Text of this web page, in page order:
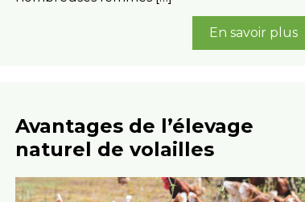
En savoir plus
Avantages de l’élevage
naturel de volailles